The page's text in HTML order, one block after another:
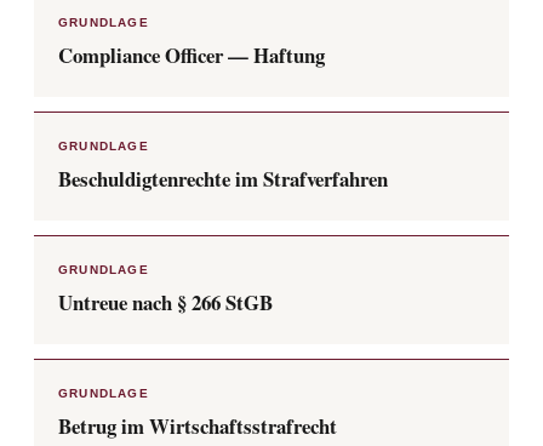
GRUNDLAGE
Compliance Officer — Haftung
GRUNDLAGE
Beschuldigtenrechte im Strafverfahren
GRUNDLAGE
Untreue nach § 266 StGB
GRUNDLAGE
Betrug im Wirtschaftsstrafrecht